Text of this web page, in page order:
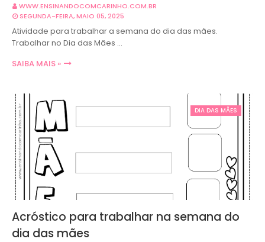
WWW.ENSINANDOCOMCARINHO.COM.BR
SEGUNDA-FEIRA, MAIO 05, 2025
Atividade para trabalhar a semana do dia das mães.
Trabalhar no Dia das Mães …
SAIBA MAIS »
DIA DAS MÃES
Acróstico para trabalhar na semana do
dia das mães